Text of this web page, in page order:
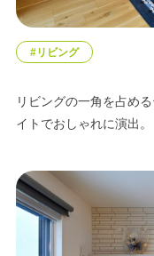
#リビング
リビングの一角を占め
イトでおしゃれに演出。